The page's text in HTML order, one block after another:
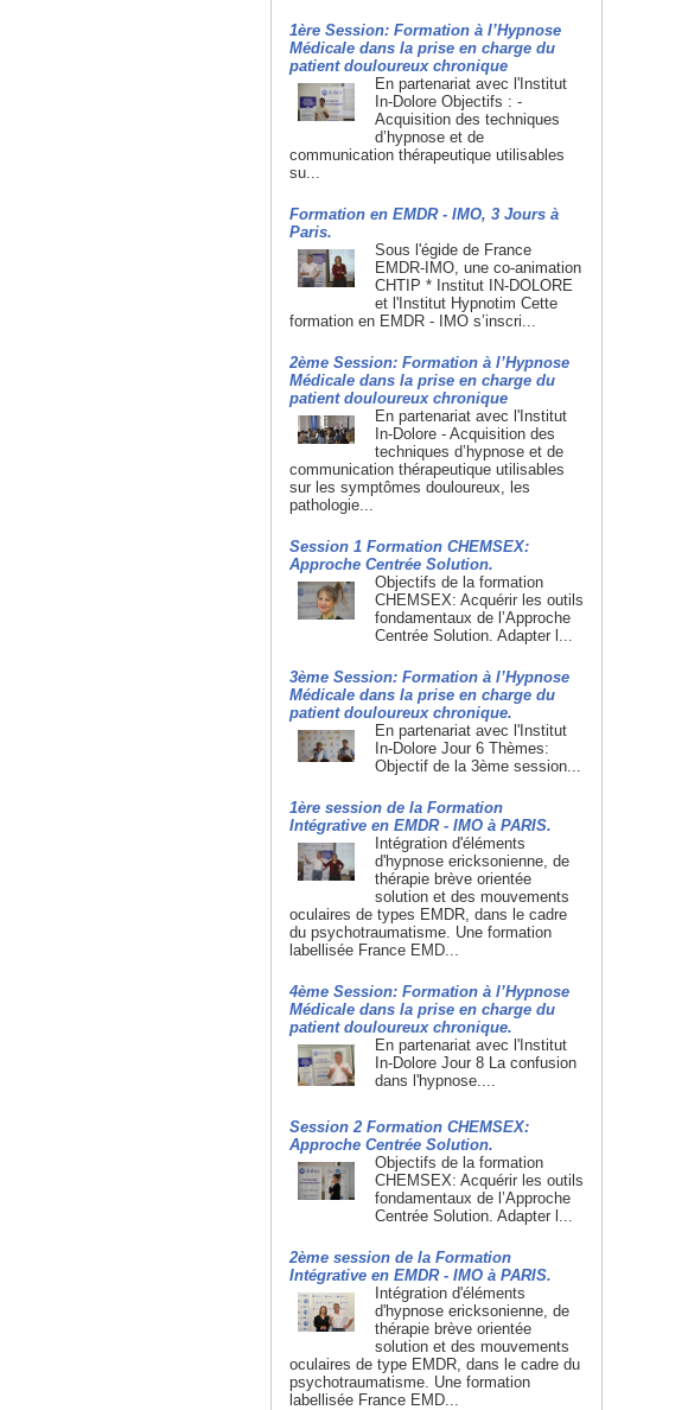
1ère Session: Formation à l’Hypnose
Médicale dans la prise en charge du
patient douloureux chronique
En partenariat avec l'Institut
In-Dolore Objectifs : -
Acquisition des techniques
d’hypnose et de
communication thérapeutique utilisables
su...
Formation en EMDR - IMO, 3 Jours à
Paris.
Sous l'égide de France
EMDR-IMO, une co-animation
CHTIP * Institut IN-DOLORE
et l'Institut Hypnotim Cette
formation en EMDR - IMO s’inscri...
2ème Session: Formation à l’Hypnose
Médicale dans la prise en charge du
patient douloureux chronique
En partenariat avec l'Institut
In-Dolore - Acquisition des
techniques d’hypnose et de
communication thérapeutique utilisables
sur les symptômes douloureux, les
pathologie...
Session 1 Formation CHEMSEX:
Approche Centrée Solution.
Objectifs de la formation
CHEMSEX: Acquérir les outils
fondamentaux de l’Approche
Centrée Solution. Adapter l...
3ème Session: Formation à l’Hypnose
Médicale dans la prise en charge du
patient douloureux chronique.
En partenariat avec l'Institut
In-Dolore Jour 6 Thèmes:
Objectif de la 3ème session...
1ère session de la Formation
Intégrative en EMDR - IMO à PARIS.
Intégration d'éléments
d'hypnose ericksonienne, de
thérapie brève orientée
solution et des mouvements
oculaires de types EMDR, dans le cadre
du psychotraumatisme. Une formation
labellisée France EMD...
4ème Session: Formation à l’Hypnose
Médicale dans la prise en charge du
patient douloureux chronique.
En partenariat avec l'Institut
In-Dolore Jour 8 La confusion
dans l'hypnose....
Session 2 Formation CHEMSEX:
Approche Centrée Solution.
Objectifs de la formation
CHEMSEX: Acquérir les outils
fondamentaux de l’Approche
Centrée Solution. Adapter l...
2ème session de la Formation
Intégrative en EMDR - IMO à PARIS.
Intégration d'éléments
d'hypnose ericksonienne, de
thérapie brève orientée
solution et des mouvements
oculaires de type EMDR, dans le cadre du
psychotraumatisme. Une formation
labellisée France EMD...